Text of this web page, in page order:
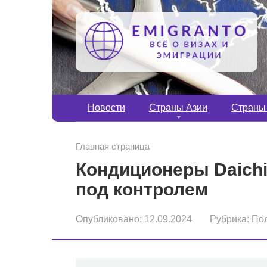
Новости Страны Азии Страны
Главная страница
Кондиционеры
под контролем
Опубликовано: 12.09.2024 Рубрика: